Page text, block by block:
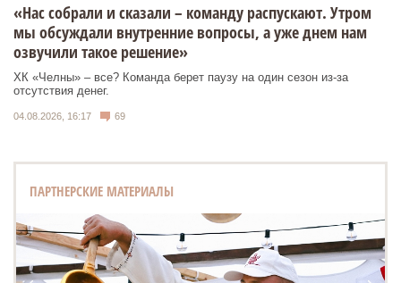
«Нас собрали и сказали – команду распускают. Утром
мы обсуждали внутренние вопросы, а уже днем нам
озвучили такое решение»
ХК «Челны» – все? Команда берет паузу на один сезон из-за
отсутствия денег.
04.08.2026, 16:17 69
ПАРТНЕРСКИЕ МАТЕРИАЛЫ